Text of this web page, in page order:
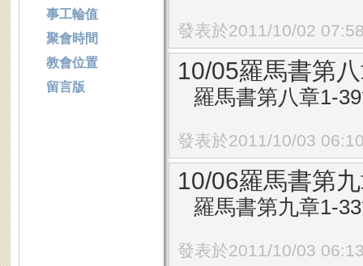
發表於2011/10/02
10/05羅馬書第
羅馬書第八章1-
發表於2011/10/03
10/06羅馬書第
羅馬書第九章1-
發表於2011/10/03
事工輪值
聚會時間
教會位置
留言版